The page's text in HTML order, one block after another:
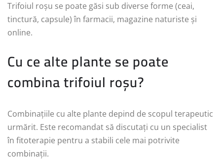
Trifoiul roșu se poate găsi sub diverse forme (ceai,
tinctură, capsule) în farmacii, magazine naturiste și
online.
Cu ce alte plante se poate
combina trifoiul roșu?
Combinațiile cu alte plante depind de scopul terapeutic
urmărit. Este recomandat să discutați cu un specialist
în fitoterapie pentru a stabili cele mai potrivite
combinații.